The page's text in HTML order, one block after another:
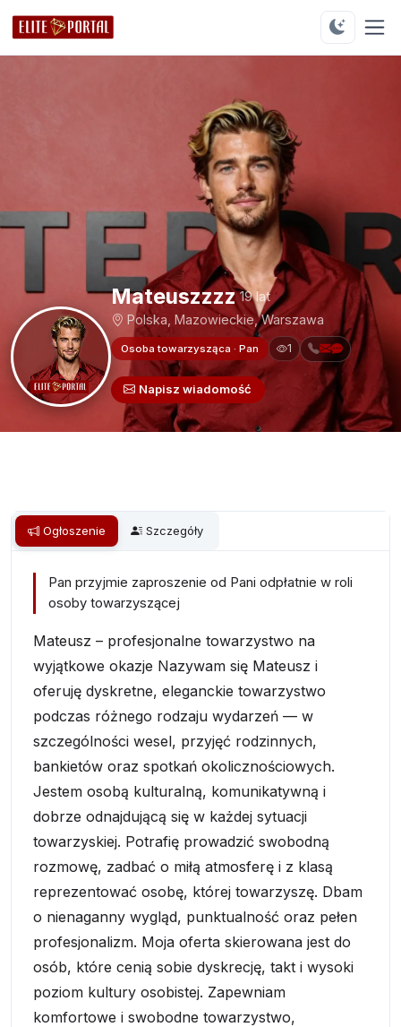
Mateuszzzz 19 lat
Polska, Mazowieckie, Warszawa
Osoba towarzysząca · Pan 1
Napisz wiadomość
Ogłoszenie Szczegóły
Pan przyjmie zaproszenie od Pani odpłatnie w roli
osoby towarzyszącej
Mateusz – profesjonalne towarzystwo na
wyjątkowe okazje Nazywam się Mateusz i
oferuję dyskretne, eleganckie towarzystwo
podczas różnego rodzaju wydarzeń — w
szczególności wesel, przyjęć rodzinnych,
bankietów oraz spotkań okolicznościowych.
Jestem osobą kulturalną, komunikatywną i
dobrze odnajdującą się w każdej sytuacji
towarzyskiej. Potrafię prowadzić swobodną
rozmowę, zadbać o miłą atmosferę i z klasą
reprezentować osobę, której towarzyszę. Dbam
o nienaganny wygląd, punktualność oraz pełen
profesjonalizm. Moja oferta skierowana jest do
osób, które cenią sobie dyskrecję, takt i wysoki
poziom kultury osobistej. Zapewniam
komfortowe i swobodne towarzystwo,